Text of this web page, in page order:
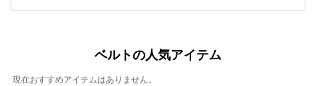
ベルトの人気アイテム
現在おすすめアイテムはありません。